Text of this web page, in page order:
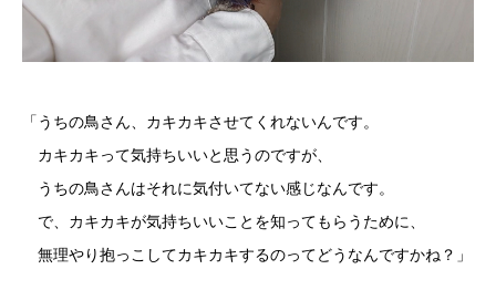
「うちの鳥さん、カキカキさせてくれないんです。
カキカキって気持ちいいと思うのですが、
うちの鳥さんはそれに気付いてない感じなんです。
で、カキカキが気持ちいいことを知ってもらうために、
無理やり抱っこしてカキカキするのってどうなんですかね？」